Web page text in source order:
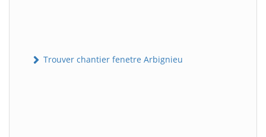
Trouver chantier fenetre Arbignieu